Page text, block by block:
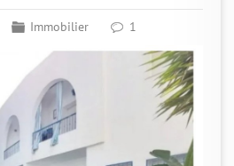
Immobilier 1